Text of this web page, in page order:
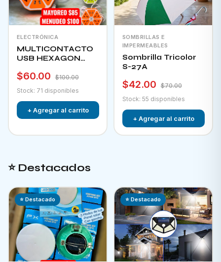
ELECTRÓNICA
MULTICONTACTO
USB HEXAGON
$60.00
$100.00
Stock: 71 disponibles
+ Agregar al carrito
SOMBRILLAS E
IMPERMEABLES
Sombrilla Tricolor
S-27A
$42.00
$70.00
Stock: 55 disponibles
+ Agregar al carrito
⭐ Destacados
⭐ Destacado ⭐ Destacado